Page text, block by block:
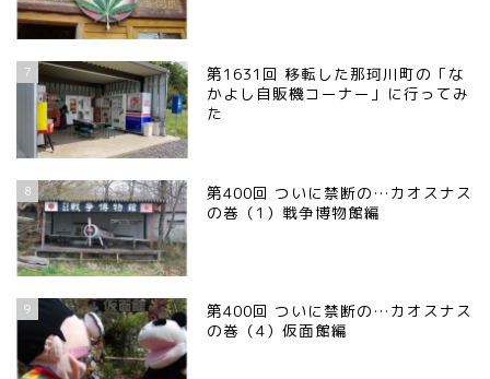
7
第1631回 移転した那珂川町の「な
かよし自販機コーナー」に行ってみ
た
8
第400回 ついに禁断の…カオスナス
の巻（1）戦争博物館編
9
第400回 ついに禁断の…カオスナス
の巻（4）仮面館編